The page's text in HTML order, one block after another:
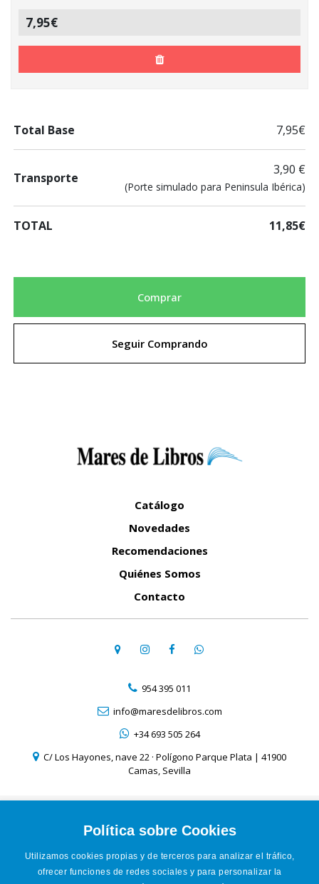
Política sobre Cookies
Utilizamos cookies propias y de terceros para analizar el tráfico,
ofrecer funciones de redes sociales y para personalizar la
7,95€
Total Base 7,95€
Transporte
3,90 €
(Porte simulado para Peninsula Ibérica)
TOTAL 11,85€
Comprar
Seguir Comprando
Catálogo
Novedades
Recomendaciones
Quiénes Somos
Contacto
954 395 011
info@maresdelibros.com
+34 693 505 264
C/ Los Hayones, nave 22 · Polígono Parque Plata | 41900
Camas, Sevilla
Política de Cookies
Condiciones de venta online